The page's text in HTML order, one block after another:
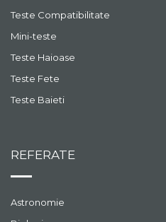
Teste Compatibilitate
Mini-teste
Teste Haioase
Teste Fete
Teste Baieti
REFERATE
Astronomie